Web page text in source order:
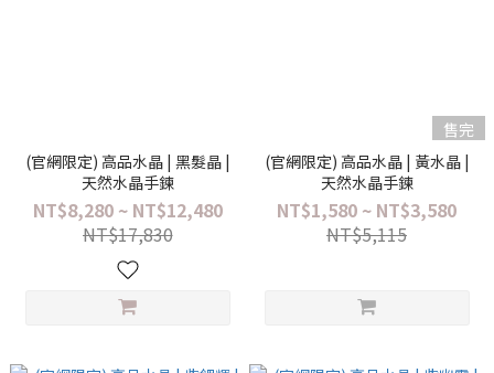
(官網限定) 高品水晶 | 黑髮晶 |
天然水晶手鍊
NT$8,280 ~ NT$12,480
NT$17,830
售完
(官網限定) 高品水晶 | 黃水晶 |
天然水晶手鍊
NT$1,580 ~ NT$3,580
NT$5,115